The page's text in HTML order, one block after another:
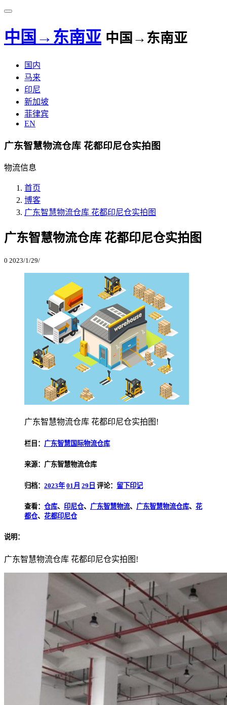
中国→东南亚 中国→东南亚
国内
马来
印尼
新加坡
菲律宾
EN
广东智慧物流仓库 花都印尼仓实拍图
物流信息
首页
博客
广东智慧物流仓库 花都印尼仓实拍图
广东智慧物流仓库 花都印尼仓实拍图
0 2023/1/29/
广东智慧物流仓库 花都印尼仓实拍图!
栏目： 广东智慧国际物流仓库
来源：广东智慧物流仓库
归档： 2023年 01月 29日 评论： 留下印记
查看： 仓库、 印尼仓、 广东智慧物流、 广东智慧物流仓库、 花
都仓、 花都印尼仓
说明：
广东智慧物流仓库 花都印尼仓实拍图!